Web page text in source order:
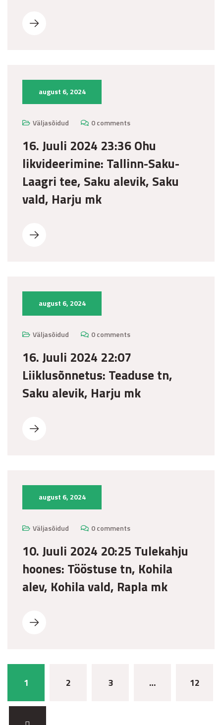
august 6, 2024
Väljasõidud 0 comments
16. Juuli 2024 23:36 Ohu
likvideerimine: Tallinn-Saku-
Laagri tee, Saku alevik, Saku
vald, Harju mk
august 6, 2024
Väljasõidud 0 comments
16. Juuli 2024 22:07
Liiklusõnnetus: Teaduse tn,
Saku alevik, Harju mk
august 6, 2024
Väljasõidud 0 comments
10. Juuli 2024 20:25 Tulekahju
hoones: Tööstuse tn, Kohila
alev, Kohila vald, Rapla mk
1 2 3 … 12